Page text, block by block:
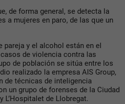
de forma general, se detecta la
a mujeres en paro, de las que un
pareja y el alcohol están en el
de violencia contra las
de población se sitúa entre los
realizado la empresa AIS Group,
de técnicas de inteligencia
un grupo de forenses de la Ciudad
L’Hospitalet de Llobregat.